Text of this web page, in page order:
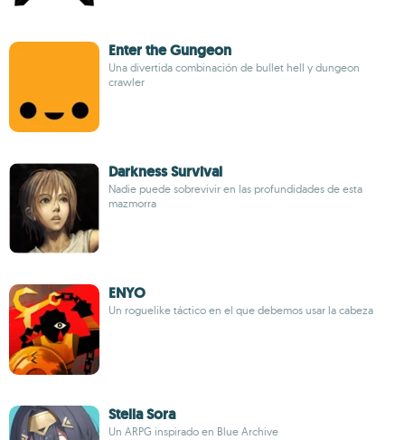
Enter the Gungeon
Una divertida combinación de bullet hell y dungeon
crawler
Darkness Survival
Nadie puede sobrevivir en las profundidades de esta
mazmorra
ENYO
Un roguelike táctico en el que debemos usar la cabeza
Stella Sora
Un ARPG inspirado en Blue Archive